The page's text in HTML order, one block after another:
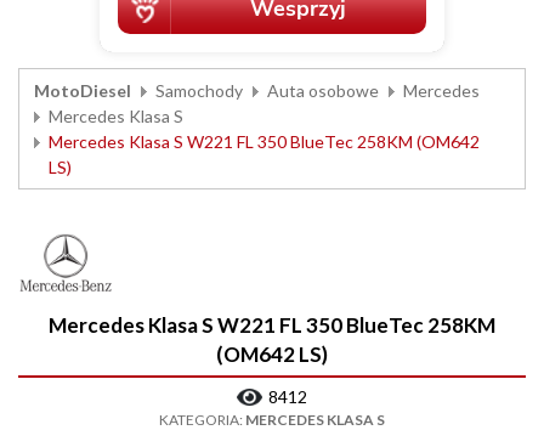
MotoDiesel Samochody Auta osobowe
Mercedes
Mercedes Klasa S
Mercedes Klasa S W221 FL 350 BlueTec 258KM (OM642
LS)
Mercedes Klasa S W221 FL 350 BlueTec 258KM
(OM642 LS)
8412
KATEGORIA: MERCEDES KLASA S